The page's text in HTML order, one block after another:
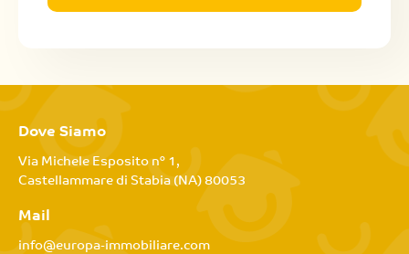
Dove Siamo
Via Michele Esposito n° 1,
Castellammare di Stabia (NA) 80053
Mail
info@europa-immobiliare.com